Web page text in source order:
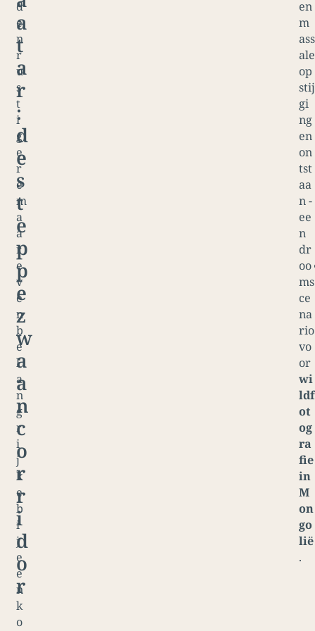
d
e
n
r
u
s
t
i
g
e
r
e
m
a
a
r
e
v
e
n
b
e
l
a
n
g
r
i
j
k
e
b
i
j
e
e
n
k
o
a
t
a
r
:
d
e
s
t
e
p
p
e
z
w
a
a
n
c
o
r
r
i
d
o
r
en
m
ass
ale
op
stij
gi
ng
en
on
tst
aa
n -
ee
n
dr
oo
ms
ce
na
rio
vo
or
wi
ldf
ot
og
ra
fie
in
M
on
go
lië
.